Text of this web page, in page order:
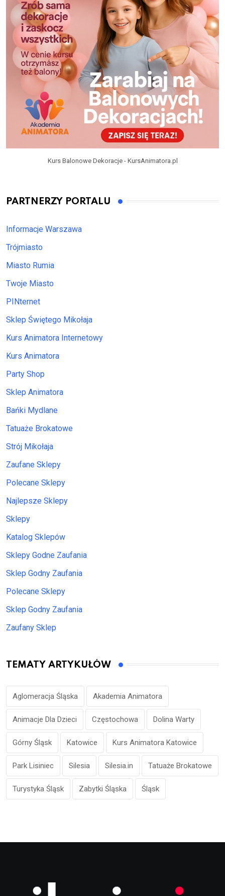
Kurs Balonowe Dekoracje - KursAnimatora.pl
PARTNERZY PORTALU
Informacje Warszawa
Trójmiasto
Miasto Rumia
Twoje Miasto
PINternet
Sklep Świętego Mikołaja
Kurs Animatora Internetowy
Kurs Animatora
Party Shop
Sklep Animatora
Bańki Mydlane
Tatuaże Brokatowe
Strój Mikołaja
Zaufane Sklepy
Polecane Sklepy
Najlepsze Sklepy
Sklepy
Katalog Sklepów
Sklepy Godne Zaufania
Sklep Godny Zaufania
Polecane Sklepy
Sklep Godny Zaufania
Zaufany Sklep
TEMATY ARTYKUŁÓW
Aglomeracja Śląska Akademia Animatora
Animacje Dla Dzieci Częstochowa Dolina Warty
Górny Śląsk Katowice Kurs Animatora Katowice
Park Lisiniec Silesia Silesia.in Tatuaże Brokatowe
Turystyka Śląsk Zabytki Śląska Śląsk